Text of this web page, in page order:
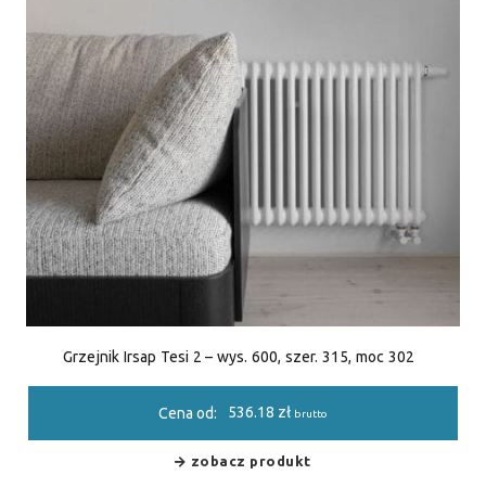
Grzejnik Irsap Tesi 2 – wys. 600, szer. 315, moc 302
Cena od: 536.18 zł brutto
zobacz produkt